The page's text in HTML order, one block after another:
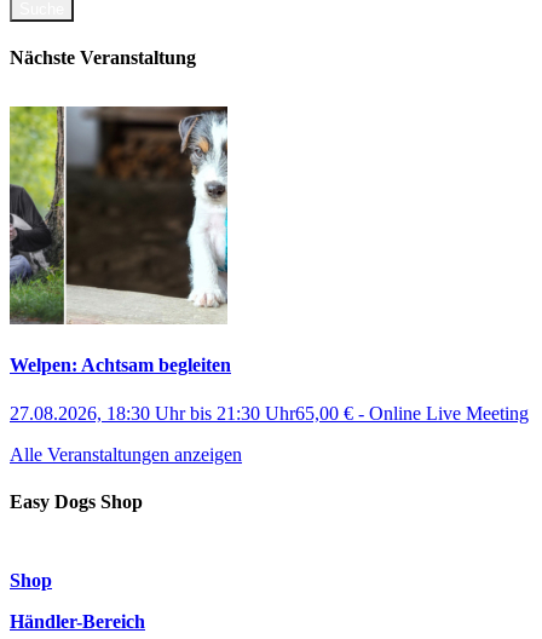
Nächste Veranstaltung
Welpen: Achtsam begleiten
27.08.2026, 18:30 Uhrbis 21:30 Uhr65,00 € - Online Live Meeting
Alle Veranstaltungen anzeigen
Easy Dogs Shop
Shop
Händler-Bereich